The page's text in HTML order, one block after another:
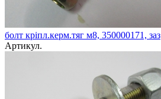
болт кріпл.керм.тяг м8, 350000171, заз
Артикул.